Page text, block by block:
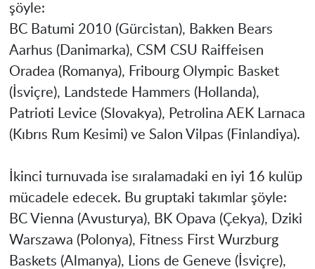
şöyle:
BC Batumi 2010 (Gürcistan), Bakken Bears
Aarhus (Danimarka), CSM CSU Raiffeisen
Oradea (Romanya), Fribourg Olympic Basket
(İsviçre), Landstede Hammers (Hollanda),
Patrioti Levice (Slovakya), Petrolina AEK Larnaca
(Kıbrıs Rum Kesimi) ve Salon Vilpas (Finlandiya).
İkinci turnuvada ise sıralamadaki en iyi 16 kulüp
mücadele edecek. Bu gruptaki takımlar şöyle:
BC Vienna (Avusturya), BK Opava (Çekya), Dziki
Warszawa (Polonya), Fitness First Wurzburg
Baskets (Almanya), Lions de Geneve (İsviçre),